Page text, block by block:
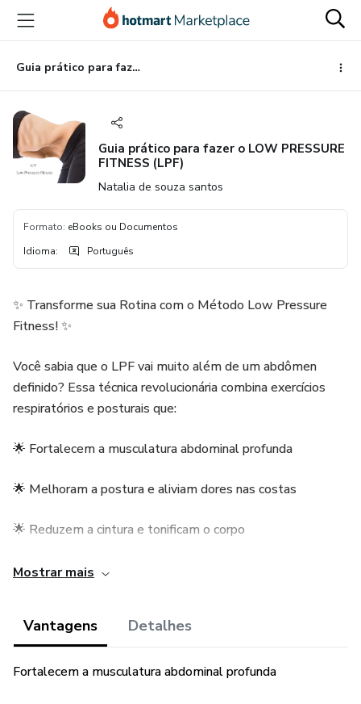
para
conteúdo
principal
para
pagamento
para
rodapé
Guia prático para fazer o LOW PRESSURE FITNESS (LPF)
Guia prático para fazer o LOW PRESSURE
FITNESS (LPF)
Natalia de souza santos
Formato: eBooks ou Documentos
Idioma: Português
✨ Transforme sua Rotina com o Método Low Pressure
Fitness! ✨
Você sabia que o LPF vai muito além de um abdômen
definido? Essa técnica revolucionária combina exercícios
respiratórios e posturais que:
🌟 Fortalecem a musculatura abdominal profunda
🌟 Melhoram a postura e aliviam dores nas costas
🌟 Reduzem a cintura e tonificam o corpo
🌟 Aumentam a qualidade da respiração e reduzem o
No nosso eBook Guia Prático para Low Pressure Fitness,
você terá:
Mostrar mais
Vantagens Detalhes
Fortalecem a musculatura abdominal profunda